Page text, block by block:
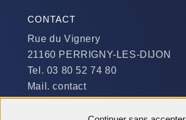
CONTACT
Rue du Vignery
21160 PERRIGNY-LES-DIJON
Tel. 03 80 52 74 80
Mail. contact